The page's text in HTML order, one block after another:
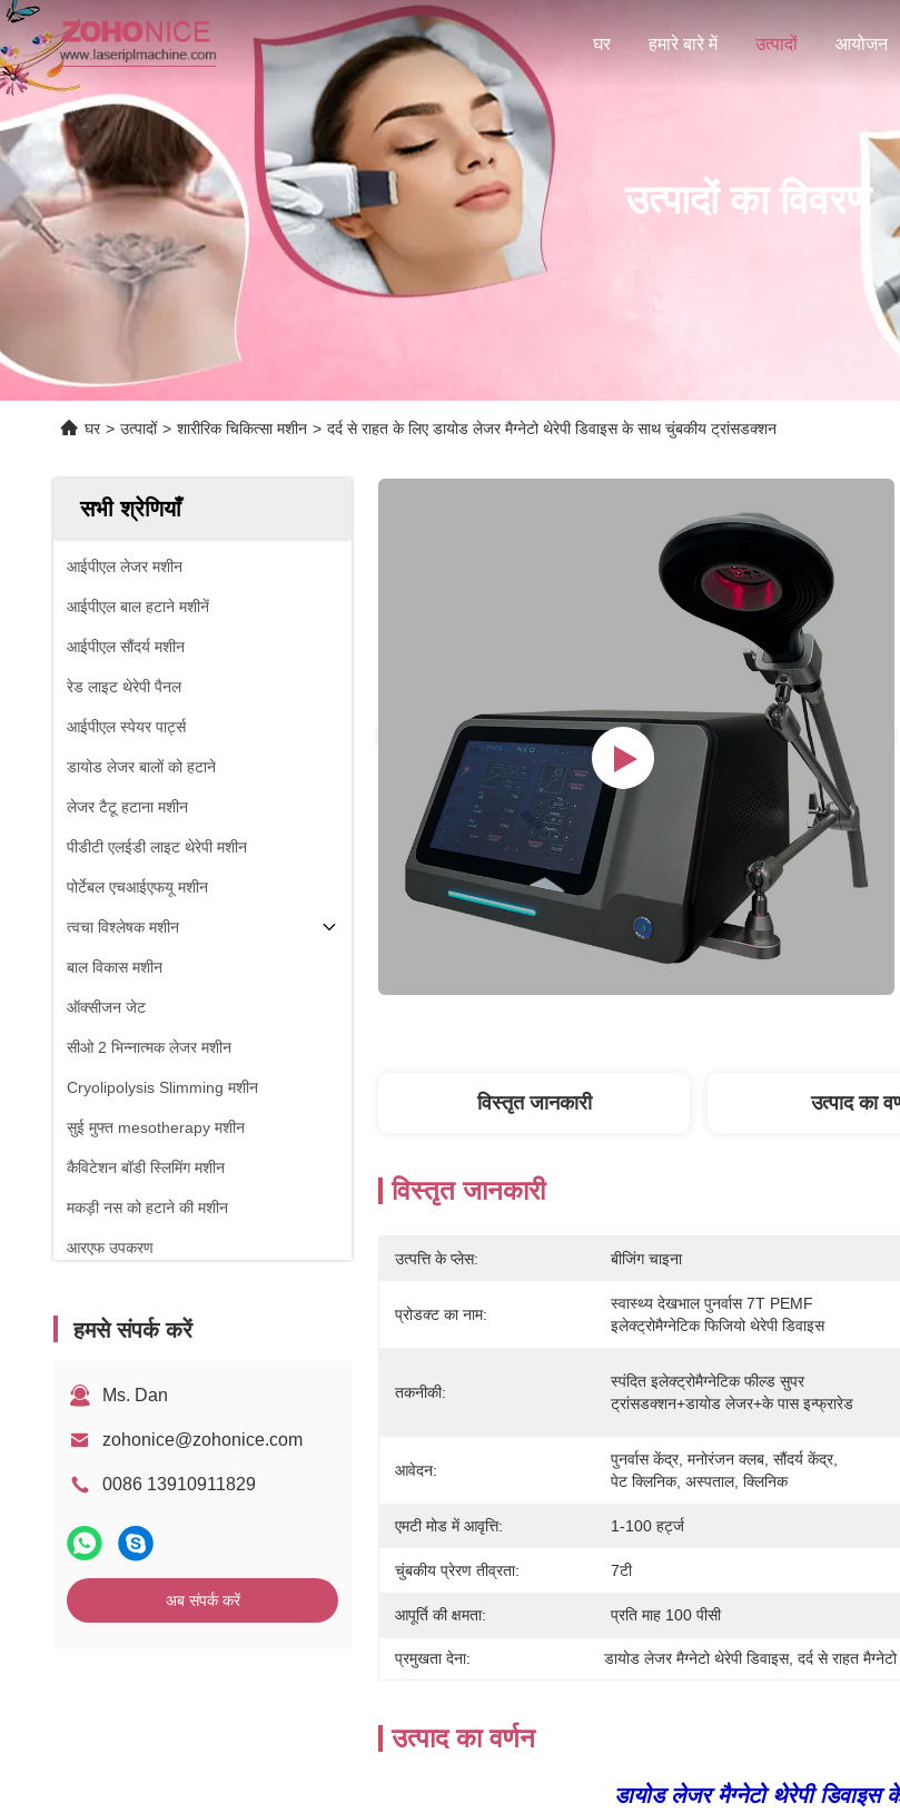
घर हमारे बारे में उत्पादों आयोजन
उत्पादों का विवरण
घर > उत्पादों > शारीरिक चिकित्सा मशीन > दर्द से राहत के लिए डायोड लेजर मैग्नेटो थेरेपी डिवाइस के साथ चुंबकीय ट्रांसडक्शन
सभी श्रेणियाँ
आईपीएल लेजर मशीन
आईपीएल बाल हटाने मशीनें
आईपीएल सौंदर्य मशीन
रेड लाइट थेरेपी पैनल
आईपीएल स्पेयर पार्ट्स
डायोड लेजर बालों को हटाने
लेजर टैटू हटाना मशीन
पीडीटी एलईडी लाइट थेरेपी मशीन
पोर्टेबल एचआईएफयू मशीन
त्वचा विश्लेषक मशीन
बाल विकास मशीन
ऑक्सीजन जेट
सीओ 2 भिन्नात्मक लेजर मशीन
Cryolipolysis Slimming मशीन
सुई मुफ्त mesotherapy मशीन
कैविटेशन बॉडी स्लिमिंग मशीन
मकड़ी नस को हटाने की मशीन
आरएफ उपकरण
1470nm डायोड लेजर
हमसे संपर्क करें
Ms. Dan
zohonice@zohonice.com
0086 13910911829
अब संपर्क करें
विस्तृत जानकारी उत्पाद का
विस्तृत जानकारी
उत्पत्ति के प्लेस: बीजिंग चाइना
प्रोडक्ट का नाम:
स्वास्थ्य देखभाल पुनर्वास 7T PEMF
इलेक्ट्रोमैग्नेटिक फिजियो थेरेपी डिवाइस
तकनीकी:
स्पंदित इलेक्ट्रोमैग्नेटिक फील्ड सुपर
ट्रांसडक्शन+डायोड लेजर+के पास इन्फ्रारेड
आवेदन:
पुनर्वास केंद्र, मनोरंजन क्लब, सौंदर्य केंद्र,
पेट क्लिनिक, अस्पताल, क्लिनिक
एमटी मोड में आवृत्ति: 1-100 हर्ट्ज
चुंबकीय प्रेरण तीव्रता: 7टी
आपूर्ति की क्षमता: प्रति माह 100 पीसी
प्रमुखता देना: डायोड लेजर मैग्नेटो थेरेपी डिवाइस, दर्द से राहत
उत्पाद का वर्णन
डायोड लेजर मैग्नेटो थेरेपी